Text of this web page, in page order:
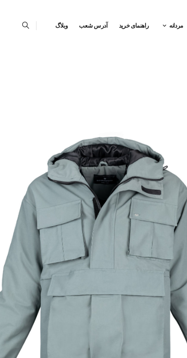
مردانه راهنمای خرید آدرس شعب وبلاگ